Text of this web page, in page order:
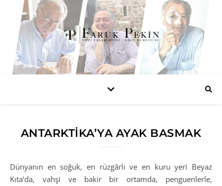
ANTARKTİKA’YA AYAK BASMAK
Dünyanın en soğuk, en rüzgârlı ve en kuru yeri Beyaz
Kıta’da, vahşi ve bakir bir ortamda, penguenlerle,